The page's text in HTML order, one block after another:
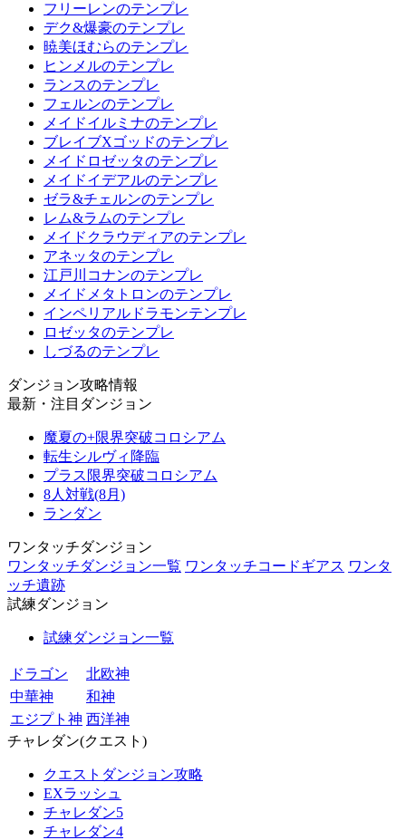
フリーレンのテンプレ
デク&爆豪のテンプレ
暁美ほむらのテンプレ
ヒンメルのテンプレ
ランスのテンプレ
フェルンのテンプレ
メイドイルミナのテンプレ
ブレイブXゴッドのテンプレ
メイドロゼッタのテンプレ
メイドイデアルのテンプレ
ゼラ&チェルンのテンプレ
レム&ラムのテンプレ
メイドクラウディアのテンプレ
アネッタのテンプレ
江戸川コナンのテンプレ
メイドメタトロンのテンプレ
インペリアルドラモンテンプレ
ロゼッタのテンプレ
しづるのテンプレ
ダンジョン攻略情報
最新・注目ダンジョン
魔夏の+限界突破コロシアム
転生シルヴィ降臨
プラス限界突破コロシアム
8人対戦(8月)
ランダン
ワンタッチダンジョン
ワンタッチダンジョン一覧 ワンタッチコードギアス ワンタ
ッチ遺跡
試練ダンジョン
試練ダンジョン一覧
ドラゴン
北欧神
中華神
和神
エジプト神 西洋神
チャレダン(クエスト)
クエストダンジョン攻略
EXラッシュ
チャレダン5
チャレダン4